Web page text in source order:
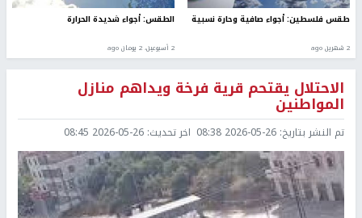
طقس فلسطين: أجواء صافية وحارة نسبية
2 شهرين ago
الطقس: أجواء شديدة الحرارة
2 أسبوعين، 2 يومان ago
الاحتلال يقتحم قرية فرخة ويداهم منازل
المواطنين
تم النشر بتاريخ: 2026-05-26 08:38 اخر تحديث: 2026-05-26 08:45